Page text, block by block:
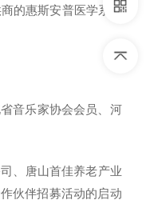
的惠斯安普医学系统
音乐家协会会员、河
、唐山首佳养老产业
伙伴招募活动的启动